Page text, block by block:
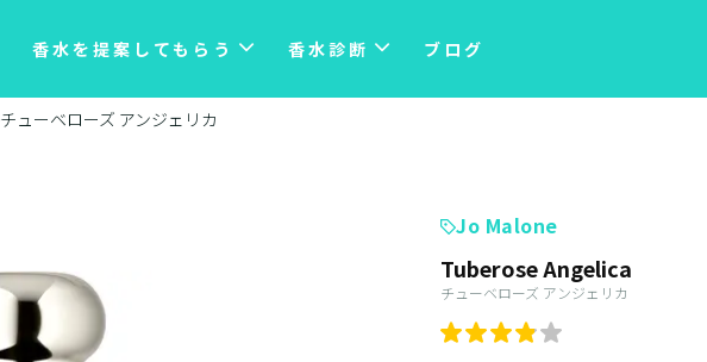
香水を提案してもらう 香水診断 ブログ
チューベローズ アンジェリカ
Jo Malone
Tuberose Angelica
チューベローズ アンジェリカ